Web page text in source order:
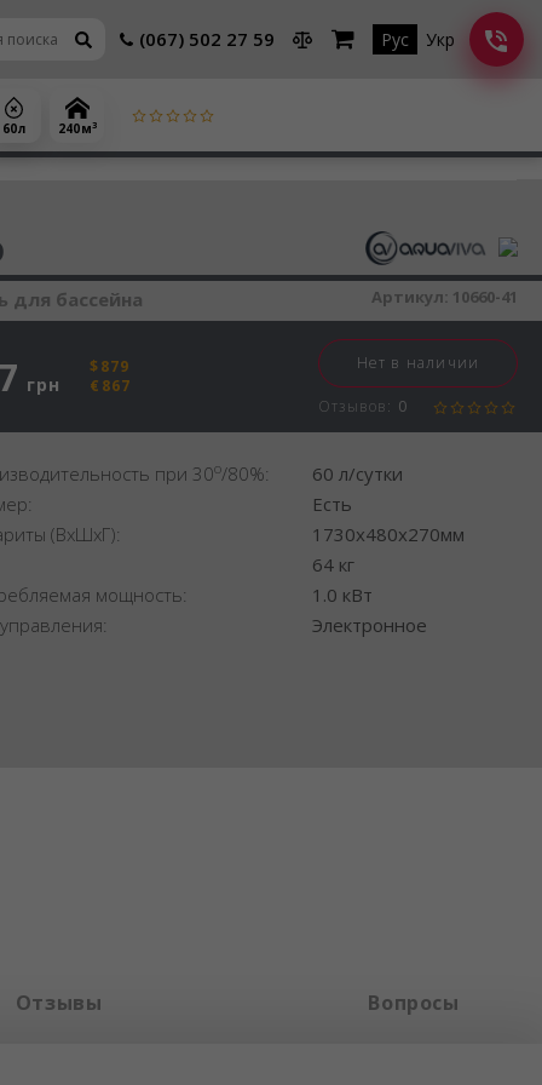
(067) 502 27 59 Рус Укр
60 л 240 м3
воздуха
для бассейна
грн
$879
€867
Нет в наличии
Отзывов: 0
Артикул: 10660-41
при 30o/80%:
60 л/сутки
Есть
(ВхШхГ):
1730x480x270мм
64 кг
мощность:
1.0 кВт
Электронное
Отзывы Вопросы